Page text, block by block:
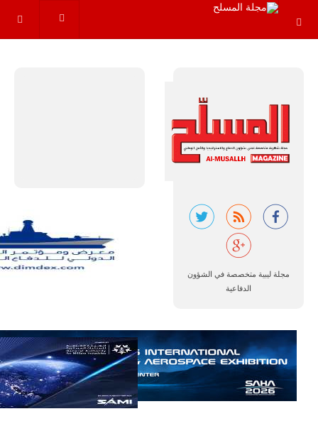
مجلة ليبية متخصصة في الشؤون
الدفاعية
المسيرة
الروسية
مع تصاعد حدة
الحرب الجوية
الروسية في
مالي رُصدت
طائرة أوريون
بدون طيار فوق